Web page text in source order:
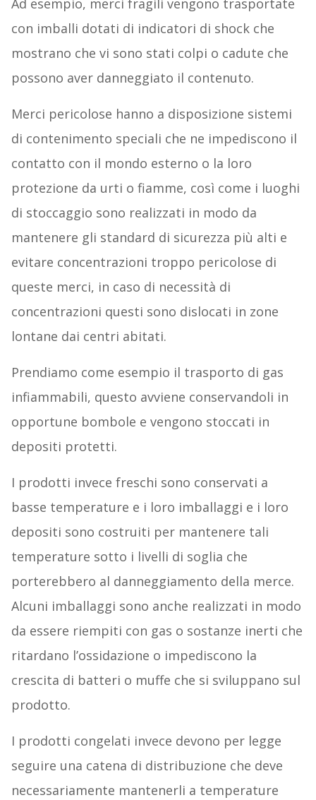
Ad esempio, merci fragili vengono trasportate
con imballi dotati di indicatori di shock che
mostrano che vi sono stati colpi o cadute che
possono aver danneggiato il contenuto.
Merci pericolose hanno a disposizione sistemi
di contenimento speciali che ne impediscono il
contatto con il mondo esterno o la loro
protezione da urti o fiamme, così come i luoghi
di stoccaggio sono realizzati in modo da
mantenere gli standard di sicurezza più alti e
evitare concentrazioni troppo pericolose di
queste merci, in caso di necessità di
concentrazioni questi sono dislocati in zone
lontane dai centri abitati.
Prendiamo come esempio il trasporto di gas
infiammabili, questo avviene conservandoli in
opportune bombole e vengono stoccati in
depositi protetti.
I prodotti invece freschi sono conservati a
basse temperature e i loro imballaggi e i loro
depositi sono costruiti per mantenere tali
temperature sotto i livelli di soglia che
porterebbero al danneggiamento della merce.
Alcuni imballaggi sono anche realizzati in modo
da essere riempiti con gas o sostanze inerti che
ritardano l’ossidazione o impediscono la
crescita di batteri o muffe che si sviluppano sul
prodotto.
I prodotti congelati invece devono per legge
seguire una catena di distribuzione che deve
necessariamente mantenerli a temperature